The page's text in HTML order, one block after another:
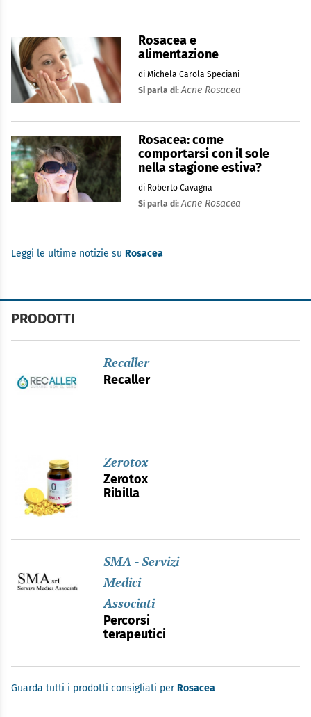
Rosacea e
alimentazione
di Michela Carola Speciani
Si parla di:Acne Rosacea
Rosacea: come
comportarsi con il sole
nella stagione estiva?
di Roberto Cavagna
Si parla di:Acne Rosacea
Leggi le ultime notizie su Rosacea
PRODOTTI
Recaller
Recaller
Zerotox
Zerotox
Ribilla
SMA - Servizi
Medici
Associati
Percorsi
terapeutici
Guarda tutti i prodotti consigliati perRosacea